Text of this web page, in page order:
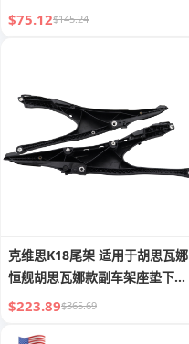
$75.12$145.24
克维思K18尾架 适用于胡思瓦娜
恒舰胡思瓦娜款副车架座垫下支
撑架
$223.89$365.69